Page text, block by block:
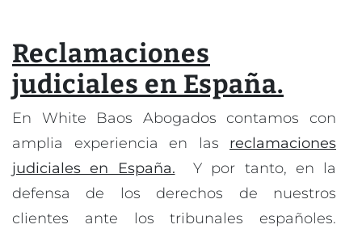
Reclamaciones
judiciales en España.
En White Baos Abogados contamos con
amplia experiencia en las reclamaciones
judiciales en España. Y por tanto, en la
defensa de los derechos de nuestros
clientes ante los tribunales españoles.